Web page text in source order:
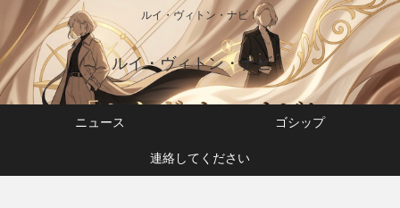
ルイ・ヴィトン・ナビ！
ルイ・ヴィトン・ナビ！
ニュース ゴシップ
連絡してください